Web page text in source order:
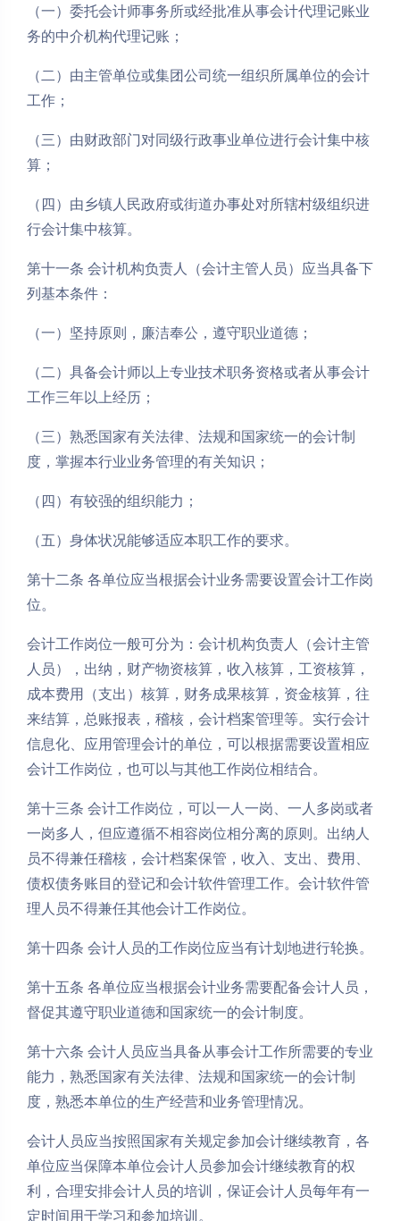
（一）委托会计师事务所或经批准从事会计代理记账业
务的中介机构代理记账；
（二）由主管单位或集团公司统一组织所属单位的会计
工作；
（三）由财政部门对同级行政事业单位进行会计集中核
算；
（四）由乡镇人民政府或街道办事处对所辖村级组织进
行会计集中核算。
第十一条 会计机构负责人（会计主管人员）应当具备下
列基本条件：
（一）坚持原则，廉洁奉公，遵守职业道德；
（二）具备会计师以上专业技术职务资格或者从事会计
工作三年以上经历；
（三）熟悉国家有关法律、法规和国家统一的会计制
度，掌握本行业业务管理的有关知识；
（四）有较强的组织能力；
（五）身体状况能够适应本职工作的要求。
第十二条 各单位应当根据会计业务需要设置会计工作岗
位。
会计工作岗位一般可分为：会计机构负责人（会计主管
人员），出纳，财产物资核算，收入核算，工资核算，
成本费用（支出）核算，财务成果核算，资金核算，往
来结算，总账报表，稽核，会计档案管理等。实行会计
信息化、应用管理会计的单位，可以根据需要设置相应
会计工作岗位，也可以与其他工作岗位相结合。
第十三条 会计工作岗位，可以一人一岗、一人多岗或者
一岗多人，但应遵循不相容岗位相分离的原则。出纳人
员不得兼任稽核，会计档案保管，收入、支出、费用、
债权债务账目的登记和会计软件管理工作。会计软件管
理人员不得兼任其他会计工作岗位。
第十四条 会计人员的工作岗位应当有计划地进行轮换。
第十五条 各单位应当根据会计业务需要配备会计人员，
督促其遵守职业道德和国家统一的会计制度。
第十六条 会计人员应当具备从事会计工作所需要的专业
能力，熟悉国家有关法律、法规和国家统一的会计制
度，熟悉本单位的生产经营和业务管理情况。
会计人员应当按照国家有关规定参加会计继续教育，各
单位应当保障本单位会计人员参加会计继续教育的权
利，合理安排会计人员的培训，保证会计人员每年有一
定时间用于学习和参加培训。